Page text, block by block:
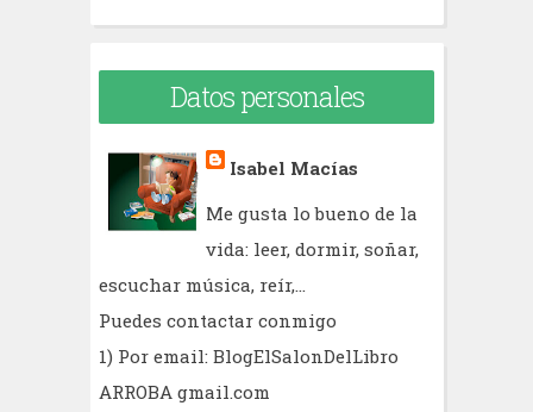
Datos personales
Isabel Macías
Me gusta lo bueno de la
vida: leer, dormir, soñar,
escuchar música, reír,...
Puedes contactar conmigo
1) Por email: BlogElSalonDelLibro
ARROBA gmail.com